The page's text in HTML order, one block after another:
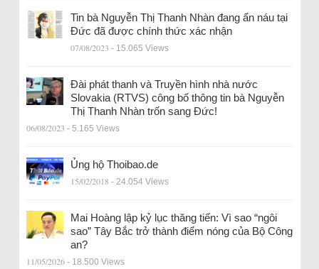
Tin bà Nguyễn Thị Thanh Nhàn đang ẩn náu tại
Đức đã được chính thức xác nhận
07/08/2023 - 15.065 Views
Đài phát thanh và Truyền hình nhà nước
Slovakia (RTVS) công bố thông tin bà Nguyễn
Thị Thanh Nhàn trốn sang Đức!
06/08/2023 - 5.165 Views
Ủng hộ Thoibao.de
15/02/2018 - 24.054 Views
Mai Hoàng lập kỷ lục thăng tiến: Vì sao “ngôi
sao” Tây Bắc trở thành điểm nóng của Bộ Công
an?
11/05/2026 - 18.500 Views